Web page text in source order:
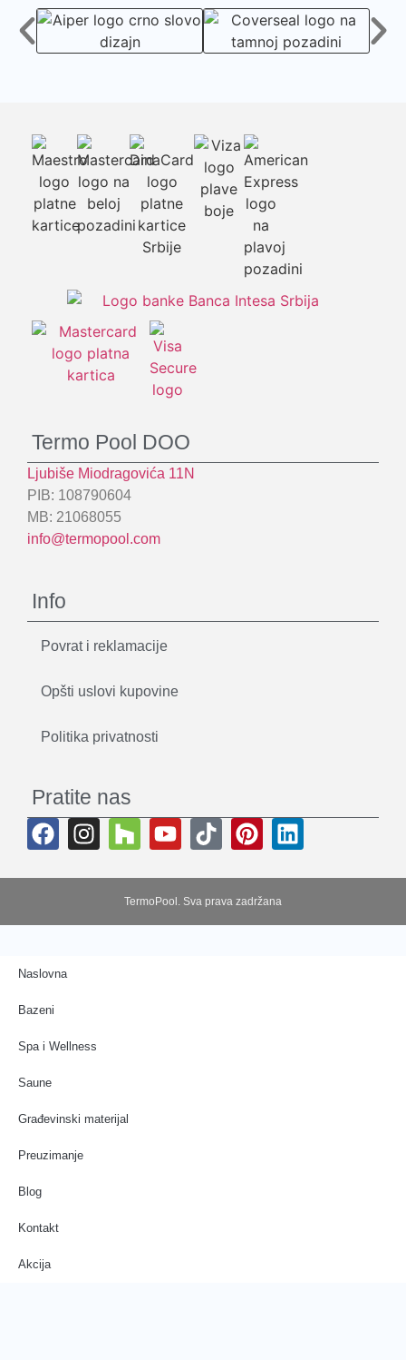
Termo Pool DOO
Ljubiše Miodragovića 11N
PIB: 108790604
MB: 21068055
info@termopool.com
Info
Povrat i reklamacije
Opšti uslovi kupovine
Politika privatnosti
Pratite nas
TermoPool. Sva prava zadržana
Naslovna
Bazeni
Spa i Wellness
Saune
Građevinski materijal
Preuzimanje
Blog
Kontakt
Akcija